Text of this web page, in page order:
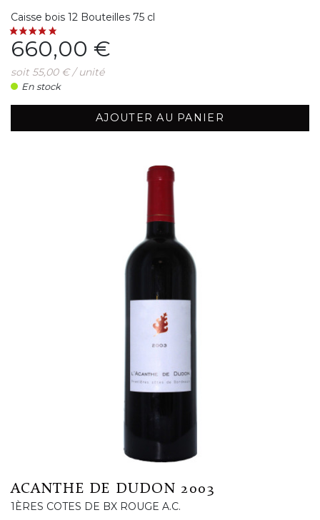
Caisse bois 12 Bouteilles 75 cl
Prix
660,00 €
soit 55,00 € / unité
En stock
AJOUTER AU PANIER
ACANTHE DE DUDON 2003
1ÈRES COTES DE BX ROUGE A.C.